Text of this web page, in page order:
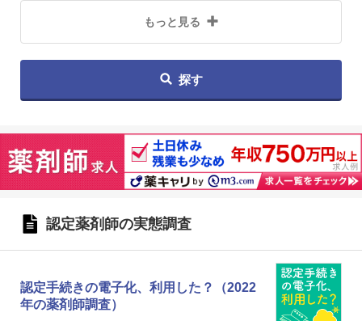
もっと見る
探す
認定薬剤師の実態調査
認定手続きの電子化、利用した？（2022
年の薬剤師調査）